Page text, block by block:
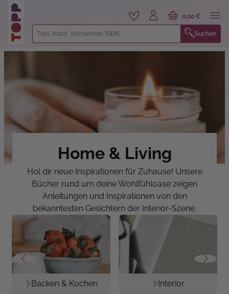
springen
Suchen
0,00 €
Home & Living
Hol dir neue Inspirationen für Zuhause! Unsere
Bücher rund um deine Wohlfühloase zeigen
Anleitungen und Inspirationen von den
bekanntesten Gesichtern der Interior-Szene.
Backen & Kochen Interior